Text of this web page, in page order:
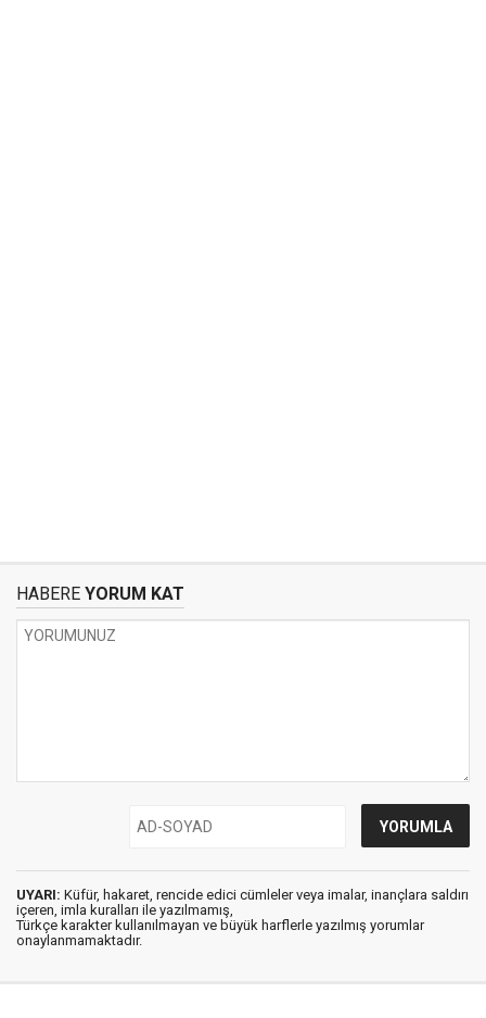
HABERE YORUM KAT
UYARI: Küfür, hakaret, rencide edici cümleler veya imalar, inançlara saldırı
içeren, imla kuralları ile yazılmamış,
Türkçe karakter kullanılmayan ve büyük harflerle yazılmış yorumlar
onaylanmamaktadır.